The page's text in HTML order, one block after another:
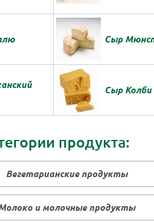
Сыр
Сыр Колби
продукта:
Вегетарианские продукты
и молочные продукты